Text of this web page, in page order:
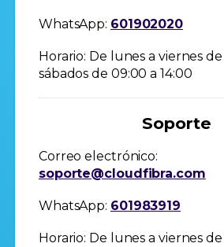
WhatsApp: 601902020
Horario: De lunes a viernes
sábados de 09:00 a 14:00
Soporte
Correo electrónico:
soporte@cloudfibra.com
WhatsApp: 601983919
Horario: De lunes a viernes